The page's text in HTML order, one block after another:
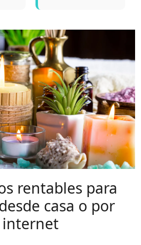
rentables para
casa o por
internet